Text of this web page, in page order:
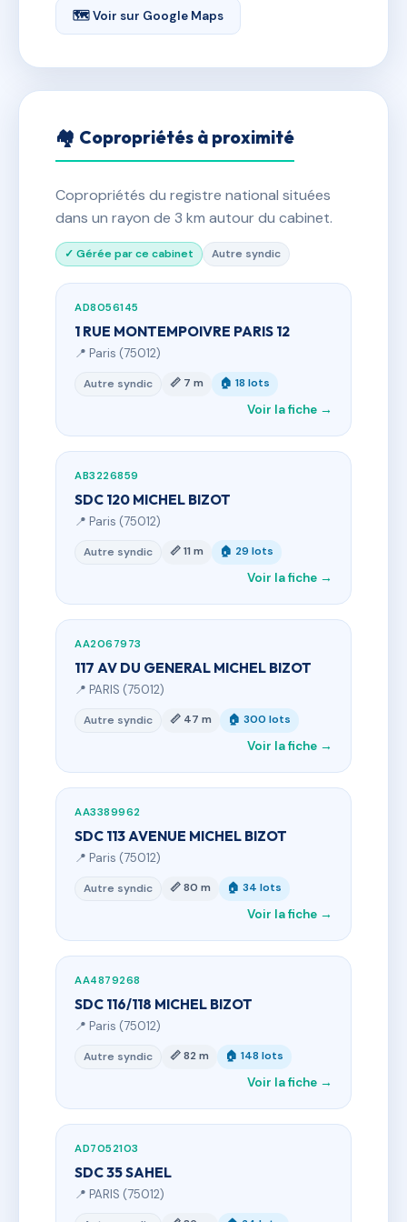
🗺 Voir sur Google Maps
🏘 Copropriétés à proximité
Copropriétés du registre national situées
dans un rayon de 3 km autour du cabinet.
✓ Gérée par ce cabinet Autre syndic
AD8056145
1 RUE MONTEMPOIVRE PARIS 12
📍 Paris (75012)
Autre syndic 📏 7 m 🏠 18 lots
Voir la fiche →
AB3226859
SDC 120 MICHEL BIZOT
📍 Paris (75012)
Autre syndic 📏 11 m 🏠 29 lots
Voir la fiche →
AA2067973
117 AV DU GENERAL MICHEL BIZOT
📍 PARIS (75012)
Autre syndic 📏 47 m 🏠 300 lots
Voir la fiche →
AA3389962
SDC 113 AVENUE MICHEL BIZOT
📍 Paris (75012)
Autre syndic 📏 80 m 🏠 34 lots
Voir la fiche →
AA4879268
SDC 116/118 MICHEL BIZOT
📍 Paris (75012)
Autre syndic 📏 82 m 🏠 148 lots
Voir la fiche →
AD7052103
SDC 35 SAHEL
📍 PARIS (75012)